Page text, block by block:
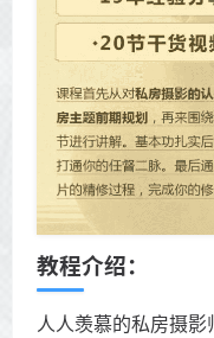
教程介绍：
人人羡慕的私房摄